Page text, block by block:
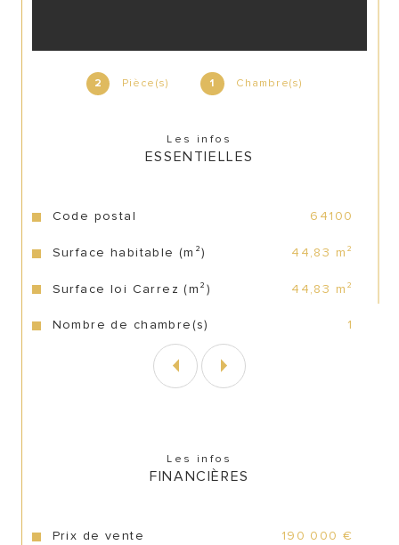
2 Pièce(s) 1 Chambre(s)
Les infos
ESSENTIELLES
Caractéristiques Valeurs
Code postal 64100
Surface habitable (m²) 44,83 m²
Surface loi Carrez (m²) 44,83 m²
Nombre de chambre(s) 1
Les infos
FINANCIÈRES
Prix de vente 190 000 €